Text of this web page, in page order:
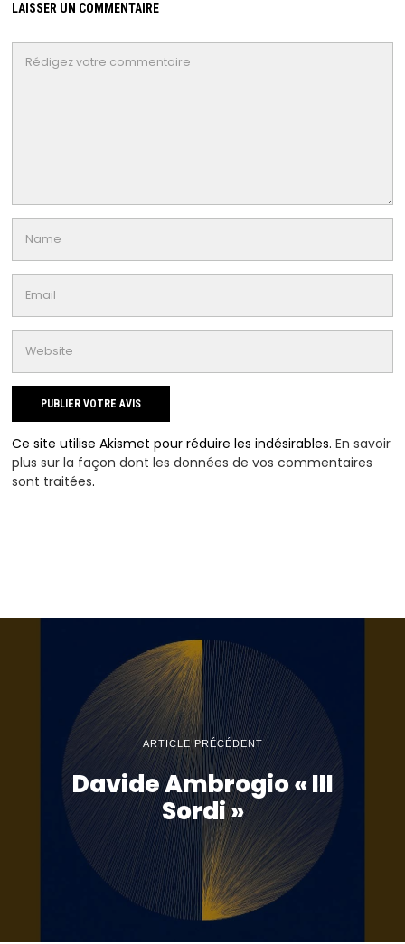
LAISSER UN COMMENTAIRE
Ce site utilise Akismet pour réduire les indésirables.En savoir
plus sur la façon dont les données de vos commentaires
sont traitées.
ARTICLE PRÉCÉDENT
Davide Ambrogio « III
Sordi »